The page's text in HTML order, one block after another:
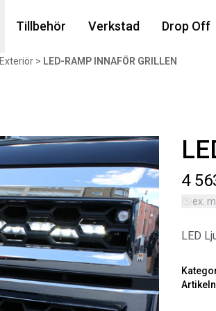
Tillbehör Verkstad Drop Off
Exteriör > LED-RAMP INNAFÖR GRILLEN
4
ex.
LED